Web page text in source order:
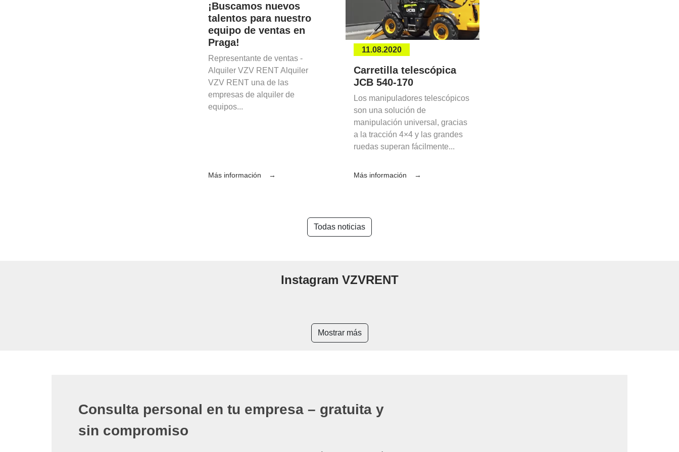
¡Buscamos nuevos
talentos para nuestro
equipo de ventas en
Praga!
Representante de ventas -
Alquiler VZV RENT Alquiler
VZV RENT una de las
empresas de alquiler de
equipos...
Más información
11.08.2020
Carretilla telescópica
JCB 540-170
Los manipuladores telescópicos
son una solución de
manipulación universal, gracias
a la tracción 4×4 y las grandes
ruedas superan fácilmente...
Más información
Todas noticias
Instagram VZVRENT
Mostrar más
Consulta personal en tu empresa – gratuita y
sin compromiso